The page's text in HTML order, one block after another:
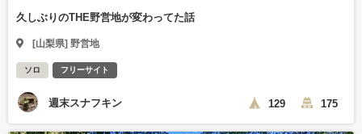
久しぶりのTHE野営地が変わってた話
[山梨県] 野営地
ソロ フリーサイト
週末スナフキン 129 175